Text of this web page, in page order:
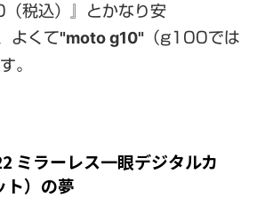
税込）』とかなり安
よくて"moto g10" （g100では
。
ミラーレス一眼デジタルカ
ト）の夢